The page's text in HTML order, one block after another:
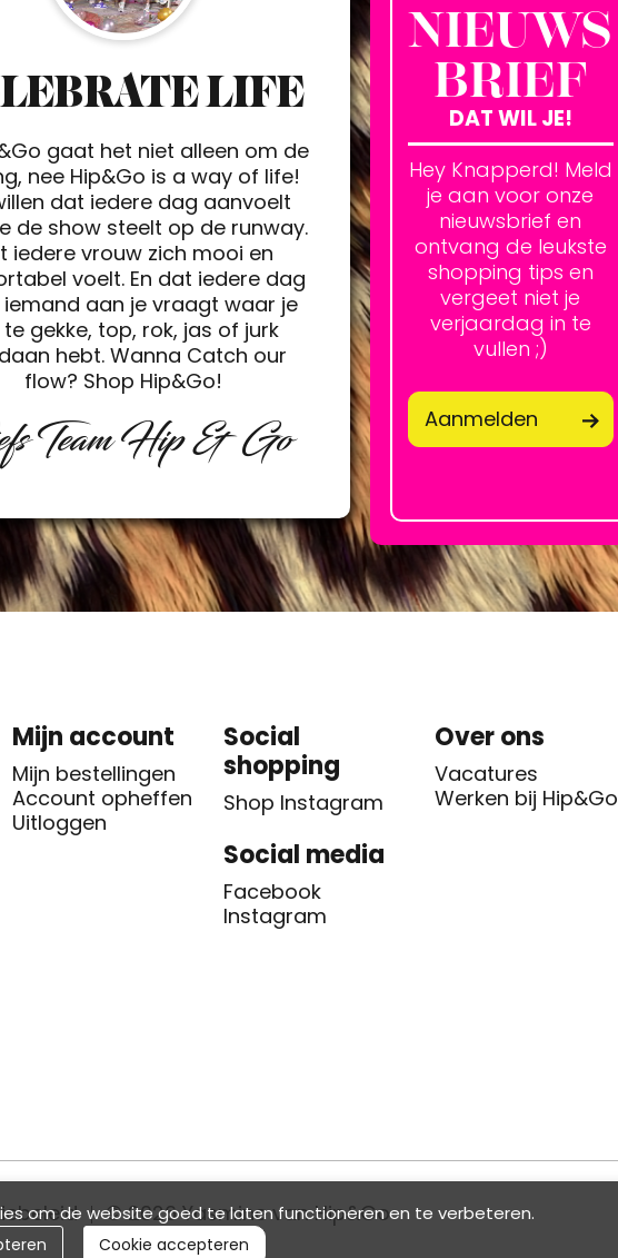
LIFE
gaat het niet alleen om de
nee Hip&Go is a way of life!
dat iedere dag aanvoelt
de show steelt op de runway.
iedere vrouw zich mooi en
voelt. En dat iedere dag
aan je vraagt waar je
gekke, top, rok, jas of jurk
hebt. Wanna Catch our
flow? Shop Hip&Go!
Team Hip & Go
NIEUWS
BRIEF
DAT WIL JE!
Hey Knapperd! Meld
je aan voor onze
nieuwsbrief en
ontvang de leukste
shopping tips en
vergeet niet je
verjaardag in te
vullen ;)
Aanmelden
Mijn account
Mijn bestellingen
Account opheffen
Uitloggen
Social
shopping
Shop Instagram
Social media
Facebook
Instagram
Over ons
Vacatures
Werken bij Hip&Go
© 2026 Yasmine van Hip&Go
om de website goed te laten functioneren en te verbeteren.